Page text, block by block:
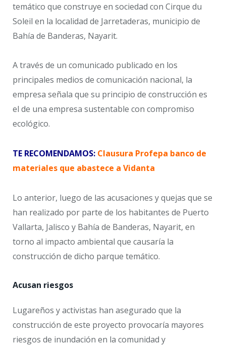
temático que construye en sociedad con Cirque du
Soleil en la localidad de Jarretaderas, municipio de
Bahía de Banderas, Nayarit.
A través de un comunicado publicado en los
principales medios de comunicación nacional, la
empresa señala que su principio de construcción es
el de una empresa sustentable con compromiso
ecológico.
TE RECOMENDAMOS: Clausura Profepa banco de
materiales que abastece a Vidanta
Lo anterior, luego de las acusaciones y quejas que se
han realizado por parte de los habitantes de Puerto
Vallarta, Jalisco y Bahía de Banderas, Nayarit, en
torno al impacto ambiental que causaría la
construcción de dicho parque temático.
Acusan riesgos
Lugareños y activistas han asegurado que la
construcción de este proyecto provocaría mayores
riesgos de inundación en la comunidad y